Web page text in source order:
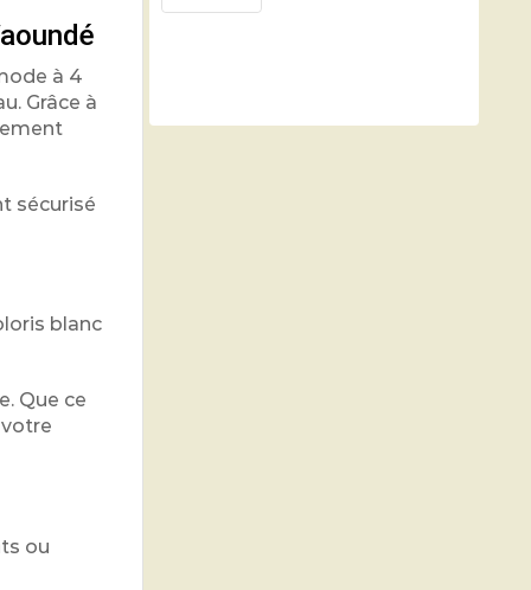
à 4
Grâce à
sécurisé
blanc
Que ce
ou